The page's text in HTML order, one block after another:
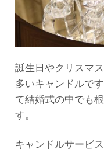
誕生日やクリスマ
多いキャンドルで
て結婚式の中でも
す。
キャンドルサービ